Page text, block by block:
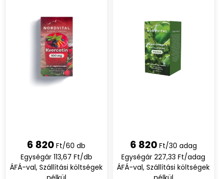
6 820 Ft/60 db
Egységár 113,67 Ft/db
ÁFÁ-val, Szállítási költségek
6 820 Ft/30 adag
Egységár 227,33 Ft/adag
ÁFÁ-val, Szállítási költségek